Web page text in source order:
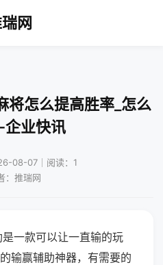
网
将怎么提高胜率_怎么
企业快讯
08-07｜阅读：1
：推瑞网
一款可以让一直输的玩
输赢辅助神器，有需要的